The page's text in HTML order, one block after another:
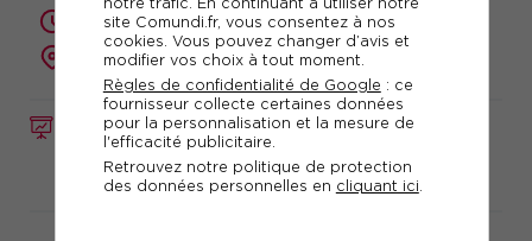
site Comundi.fr, vous consentez à nos
cookies. Vous pouvez changer d’avis et
modifier vos choix à tout moment.
Règles de confidentialité de Google : ce
fournisseur collecte certaines données
pour la personnalisation et la mesure de
l'efficacité publicitaire.
Retrouvez notre politique de protection
des données personnelles en cliquant ici
FORMATION Réf. 10871
Télécharger le programme
2 jours (14 heures)
présentiel ou à distance